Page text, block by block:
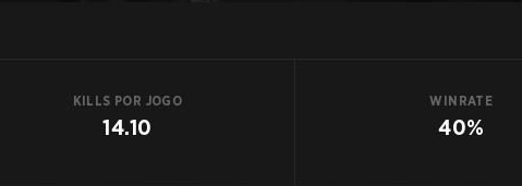
KILLS POR JOGO
14.10
WINRATE
40%